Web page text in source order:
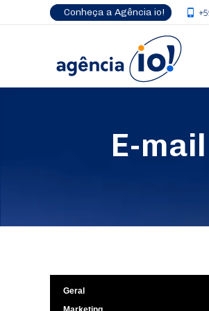
Conheça a Agência io!
E-
Geral